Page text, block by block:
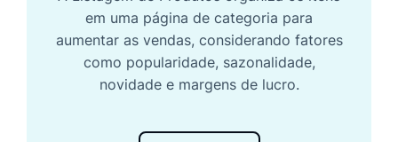
em uma página de categoria para
aumentar as vendas, considerando fatores
como popularidade, sazonalidade,
novidade e margens de lucro.